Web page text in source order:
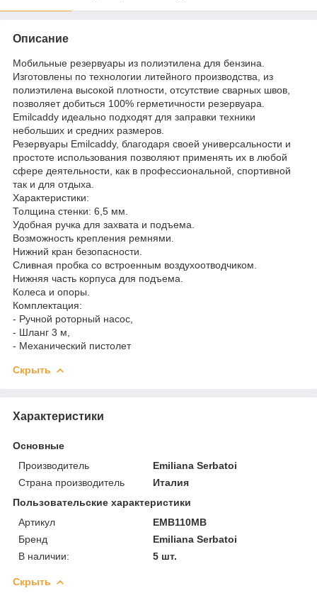
Описание
Мобильные резервуары из полиэтилена для бензина.
Изготовлены по технологии литейного производства, из
полиэтилена высокой плотности, отсутствие сварных швов,
позволяет добиться 100% герметичности резервуара.
Emilcaddy идеально подходят для заправки техники
небольших и средних размеров.
Резервуары Emilcaddy, благодаря своей универсальности и
простоте использования позволяют применять их в любой
сфере деятельности, как в профессиональной, спортивной
так и для отдыха.
Характеристики:
Толщина стенки: 6,5 мм.
Удобная ручка для захвата и подъема.
Возможность крепления ремнями.
Нижний кран безопасности.
Сливная пробка со встроенным воздухоотводчиком.
Нижняя часть корпуса для подъема.
Колеса и опоры.
Комплектация:
- Ручной роторный насос,
- Шланг 3 м,
- Механический пистолет
Скрыть
Характеристики
Основные
Производитель
Emiliana Serbatoi
Страна производитель
Италия
Пользовательские характеристики
Артикул
EMB110MB
Бренд
Emiliana Serbatoi
В наличии:
5 шт.
Скрыть